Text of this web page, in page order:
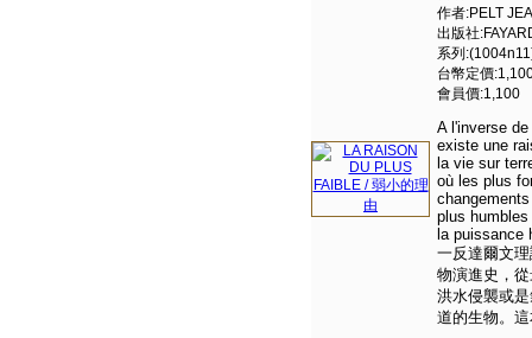
作者:PELT
出版社
系列
台幣定價
會員價:1,100
A l'inverse
existe une
la vie sur
où les plus
plus
la puissance
一反達爾文
物演進史，
洪水侵襲或
道的生物。